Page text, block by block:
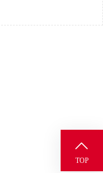

TOP